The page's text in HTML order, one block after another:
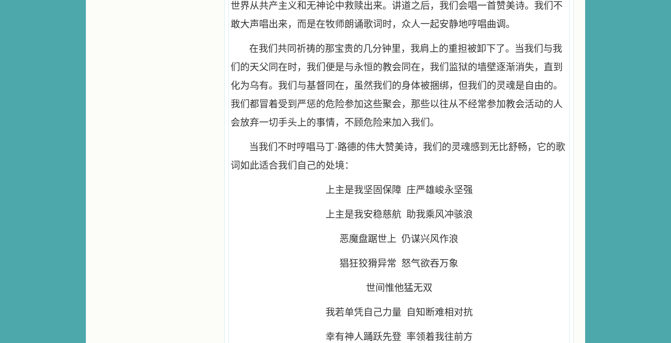
世界从共产主义和无神论中救赎出来。讲道之后，我们会唱一首赞美诗。我们不
敢大声唱出来，而是在牧师朗诵歌词时，众人一起安静地哼唱曲调。
在我们共同祈祷的那宝贵的几分钟里，我肩上的重担被卸下了。当我们与我
们的天父同在时，我们便是与永恒的教会同在，我们监狱的墙壁逐渐消失，直到
化为乌有。我们与基督同在，虽然我们的身体被捆绑，但我们的灵魂是自由的。
我们都冒着受到严惩的危险参加这些聚会，那些以往从不经常参加教会活动的人
会放弃一切手头上的事情，不顾危险来加入我们。
当我们不时哼唱马丁·路德的伟大赞美诗，我们的灵魂感到无比舒畅，它的歌
词如此适合我们自己的处境：
上主是我坚固保障 庄严雄峻永坚强
上主是我安稳慈航 助我乘风冲骇浪
恶魔盘踞世上 仍谋兴风作浪
猖狂狡猾异常 怒气欲吞万象
世间惟他猛无双
我若单凭自己力量 自知断难相对抗
幸有神人踊跃先登 率领着我往前方